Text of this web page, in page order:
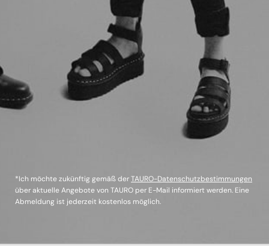
*Ich möchte zukünftig gemäß derTAURO-Datenschutzbestimmungen
über aktuelle Angebote von TAURO per E-Mail informiert werden. Eine
Abmeldung ist jederzeit kostenlos möglich.